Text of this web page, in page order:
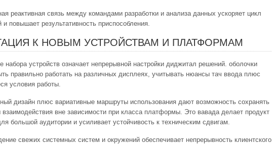
реактивная связь между командами разработки и анализа данных ускоряет цикл
повышает результативность приспособления.
К НОВЫМ УСТРОЙСТВАМ И ПЛАТФОРМАМ
набора устройств означает непрерывной настройки диджитал решений. оболочки
правильно работать на различных дисплеях, учитывать нюансы тач ввода плюс
условия работы.
дизайн плюс вариативные маршруты использования дают возможность сохранять
взаимодействия вне зависимости при класса платформы. Это вавада делает продукт
большой аудитории и усиливает устойчивость к техническим сдвигам.
свежих системных систем и окружений обеспечивает непрерывность клиентского